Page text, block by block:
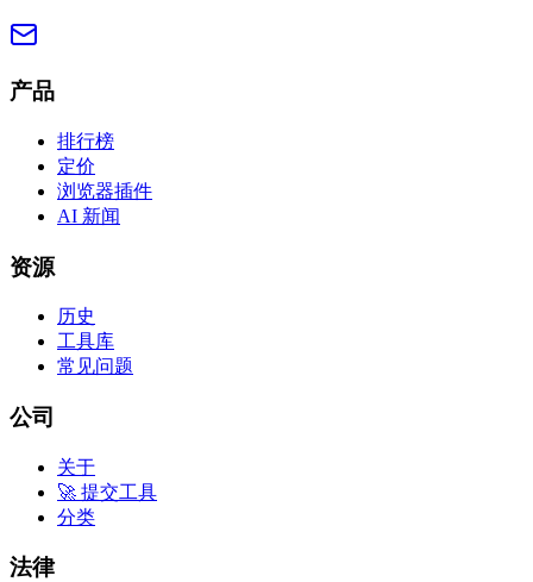
产品
排行榜
定价
浏览器插件
AI 新闻
资源
历史
工具库
常见问题
公司
关于
🚀 提交工具
分类
法律